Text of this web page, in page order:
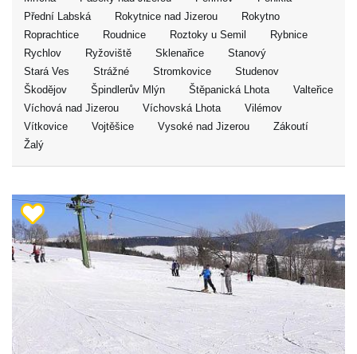
Přední Labská
Rokytnice nad Jizerou
Rokytno
Roprachtice
Roudnice Roztoky u Semil
Rybnice
Rychlov
Ryžoviště Sklenařice
Stanový
Stará Ves
Strážné Stromkovice
Studenov
Škodějov
Špindlerův Mlýn Štěpanická Lhota
Valteřice
Víchová nad Jizerou
Víchovská Lhota
Vilémov
Vítkovice
Vojtěšice Vysoké nad Jizerou
Zákoutí
Žalý